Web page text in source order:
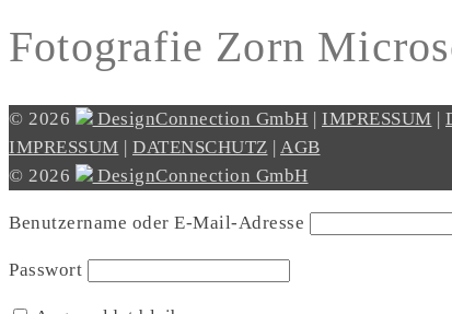
Fotografie Zorn
© 2026 DesignConnection GmbH IMPRESSUM
IMPRESSUM
DATENSCHUTZ
AGB
© 2026
DesignConnection GmbH
Benutzername oder E-Mail-Adresse
Passwort